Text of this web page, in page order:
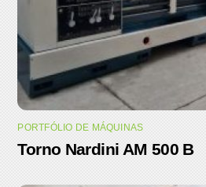
PORTFÓLIO DE MÁQUINAS
Torno Nardini AM 500 B